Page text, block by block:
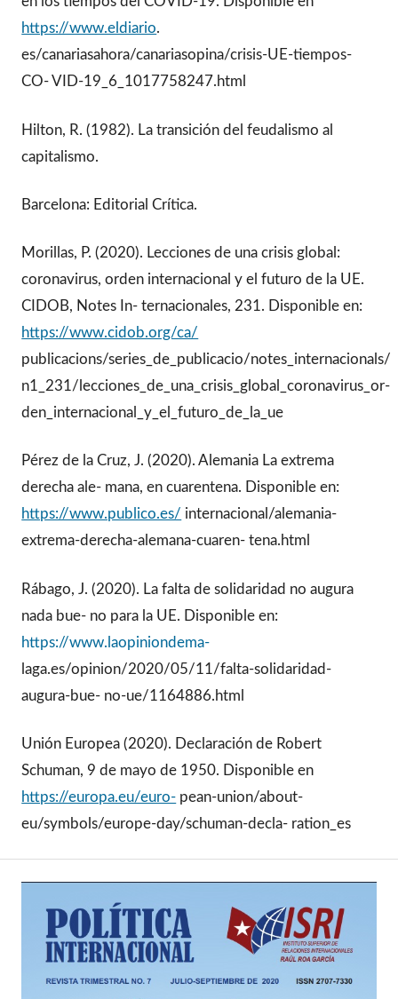
https://www.eldiario.
es/canariasahora/canariasopina/crisis-UE-tiempos-
CO- VID-19_6_1017758247.html
Hilton, R. (1982). La transición del feudalismo al
capitalismo.
Barcelona: Editorial Crítica.
Morillas, P. (2020). Lecciones de una crisis global:
coronavirus, orden internacional y el futuro de la UE.
CIDOB, Notes In- ternacionales, 231. Disponible en:
https://www.cidob.org/ca/
publicacions/series_de_publicacio/notes_internacionals/
n1_231/lecciones_de_una_crisis_global_coronavirus_or-
den_internacional_y_el_futuro_de_la_ue
Pérez de la Cruz, J. (2020). Alemania La extrema
derecha ale- mana, en cuarentena. Disponible en:
https://www.publico.es/ internacional/alemania-
extrema-derecha-alemana-cuaren- tena.html
Rábago, J. (2020). La falta de solidaridad no augura
nada bue- no para la UE. Disponible en:
https://www.laopiniondema-
laga.es/opinion/2020/05/11/falta-solidaridad-
augura-bue- no-ue/1164886.html
Unión Europea (2020). Declaración de Robert
Schuman, 9 de mayo de 1950. Disponible en
https://europa.eu/euro- pean-union/about-
eu/symbols/europe-day/schuman-decla- ration_es